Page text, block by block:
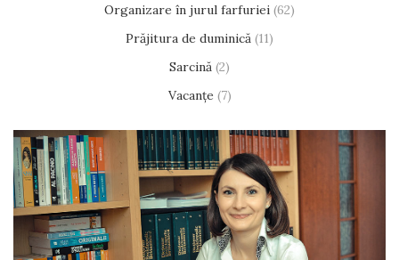
Organizare în jurul farfuriei (62)
Prăjitura de duminică (11)
Sarcină (2)
Vacanțe (7)